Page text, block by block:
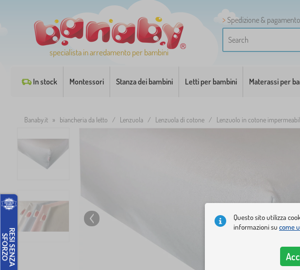
specialista in arredamento per bambini
Spedizione & pagamento
In stock Montessori Stanza dei bambini Letti per bambini Materassi per
Banaby.it » biancheria da letto / Lenzuola / Lenzuola di cotone / Lenzuolo in cotone
Questo sito utilizza
informazioni su come